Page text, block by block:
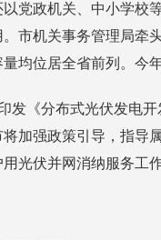
党政机关、中小学校
市机关事务管理局牵
均位居全省前列。今
发《分布式光伏发电
加强政策引导，指导
光伏并网消纳服务工